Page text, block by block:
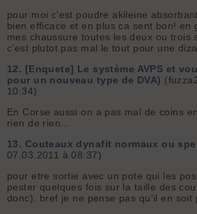
pour moi c'est poudre akileine
bien efficace et en plus ca sent bon! en
mes chaussure toutes les deux ou trois
c'est plutot pas mal le tout pour une
12. [Enquete] Le système AVPS et
pour un nouveau type de DVA)
10:34)
En Corse aussi on a pas mal de coins
rien de rien...
13. Couteaux dynafit normaux ou
07.03.2011 à 08:37)
pour etre sortie avec un pote qui les
pester quelques fois sur la taille des
donc), bref je ne pense pas qu'il en soit